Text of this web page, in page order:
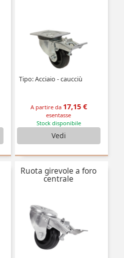
Tipo: Acciaio - caucciù
A partire da 17,15 €
esentasse
Stock disponibile
Vedi
Ruota girevole a foro
centrale